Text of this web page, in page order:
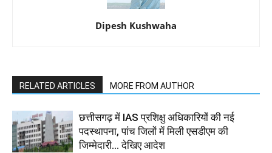
Dipesh Kushwaha
RELATED ARTICLES MORE FROM AUTHOR
छत्तीसगढ़ में IAS प्रशिक्षु अधिकारियों की नई
पदस्थापना, पांच जिलों में मिली एसडीएम की
जिम्मेदारी... देखिए आदेश